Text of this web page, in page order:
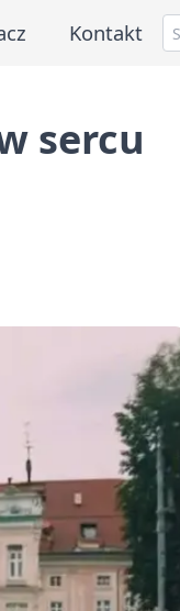
Kontakt
sercu